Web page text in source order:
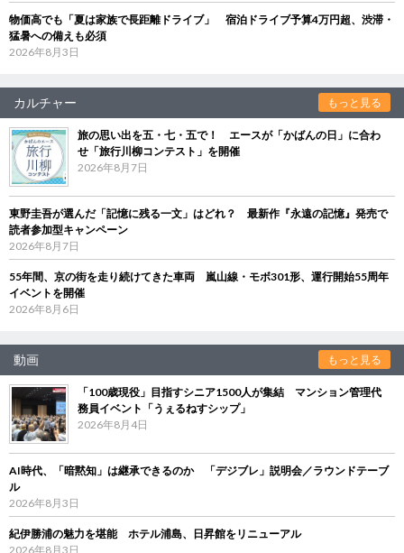
物価高でも「夏は家族で長距離ドライブ」 宿泊ドライブ予算4万円超、渋滞・
猛暑への備えも必須
2026年8月3日
カルチャー もっと見る
旅の思い出を五・七・五で！ エースが「かばんの日」に合わ
せ「旅行川柳コンテスト」を開催
2026年8月7日
東野圭吾が選んだ「記憶に残る一文」はどれ？ 最新作『永遠の記憶』発売で
読者参加型キャンペーン
2026年8月7日
55年間、京の街を走り続けてきた車両 嵐山線・モボ301形、運行開始55周年
イベントを開催
2026年8月6日
動画 もっと見る
「100歳現役」目指すシニア1500人が集結 マンション管理代
務員イベント「うぇるねすシップ」
2026年8月4日
AI時代、「暗黙知」は継承できるのか 「デジブレ」説明会／ラウンドテーブ
ル
2026年8月3日
紀伊勝浦の魅力を堪能 ホテル浦島、日昇館をリニューアル
2026年8月3日